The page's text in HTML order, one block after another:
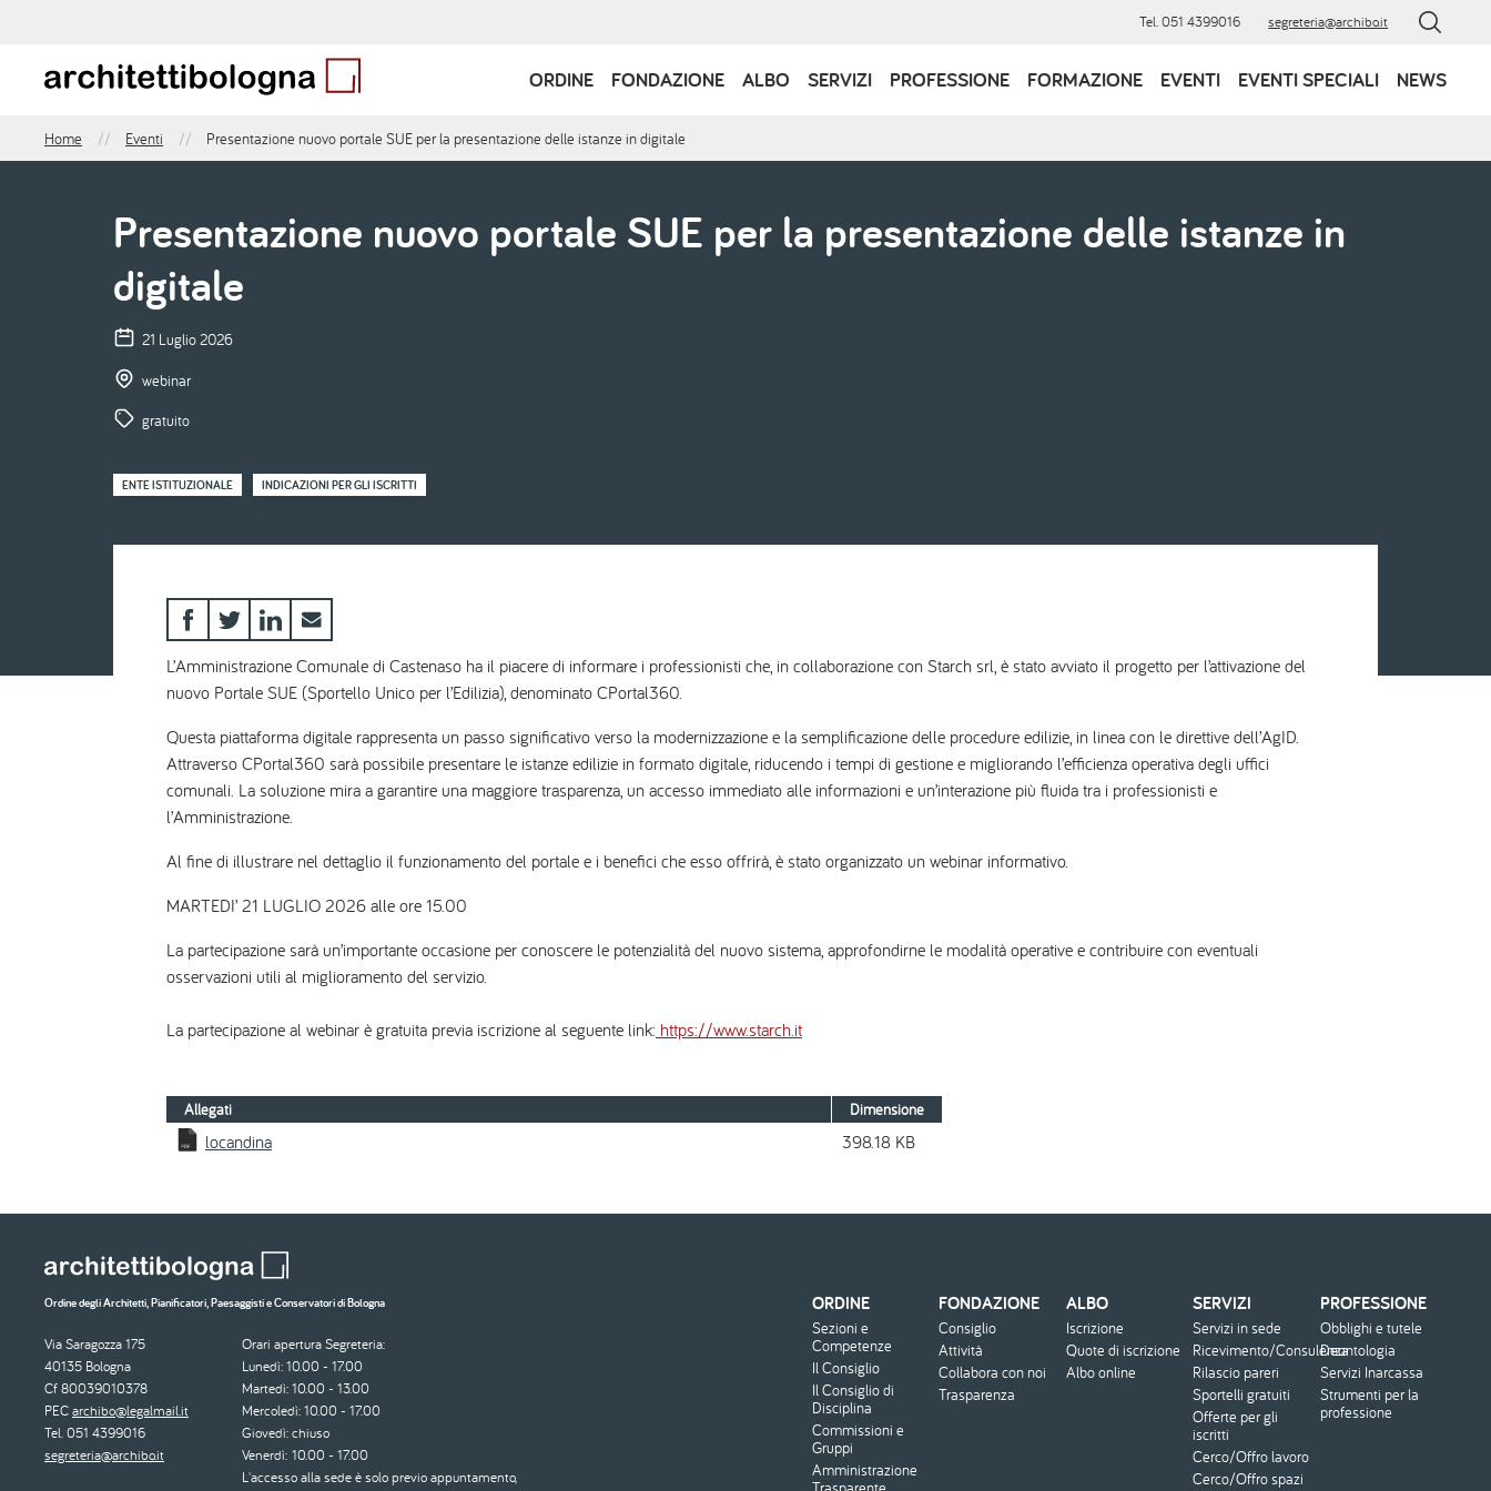
contenuto
principale
Tel. 051 4399016 segreteria@archibo.it
Navigazione
ORDINE FONDAZIONE ALBO SERVIZI PROFESSIONE FORMAZIONE EVENTI EVENTI SPECIALI NEWS
Briciole
Home Eventi Presentazione nuovo portale SUE per la presentazione delle istanze in digitale
Presentazione nuovo portale SUE per la presentazione delle istanze in
digitale
21 Luglio 2026
webinar
gratuito
ENTE ISTITUZIONALE INDICAZIONI PER GLI ISCRITTI
L’Amministrazione Comunale di Castenaso ha il piacere di informare i professionisti che, in collaborazione con Starch srl, è stato avviato il progetto per l’attivazione del
nuovo Portale SUE (Sportello Unico per l’Edilizia), denominato CPortal360.
Questa piattaforma digitale rappresenta un passo significativo verso la modernizzazione e la semplificazione delle procedure edilizie, in linea con le direttive dell’AgID.
Attraverso CPortal360 sarà possibile presentare le istanze edilizie in formato digitale, riducendo i tempi di gestione e migliorando l’efficienza operativa degli uffici
comunali. La soluzione mira a garantire una maggiore trasparenza, un accesso immediato alle informazioni e un’interazione più fluida tra i professionisti e
l’Amministrazione.
Al fine di illustrare nel dettaglio il funzionamento del portale e i benefici che esso offrirà, è stato organizzato un webinar informativo.
MARTEDI’ 21 LUGLIO 2026 alle ore 15.00
La partecipazione sarà un’importante occasione per conoscere le potenzialità del nuovo sistema, approfondirne le modalità operative e contribuire con eventuali
osservazioni utili al miglioramento del servizio.
La partecipazione al webinar è gratuita previa iscrizione al seguente link: https://www.starch.it
Allegati Dimensione
locandina 398.18 KB
Ordine degli Architetti, Pianificatori, Paesaggisti e Conservatori di Bologna
Via Saragozza 175
40135 Bologna
Cf 80039010378
PECarchibo@legalmail.it
Tel. 051 4399016
segreteria@archibo.it
Orari apertura Segreteria:
Lunedì: 10.00 - 17.00
Martedì: 10.00 - 13.00
Mercoledì: 10.00 - 17.00
Giovedì: chiuso
Venerdì: 10.00 - 17.00
L'accesso alla sede è solo previo appuntamento,
Menu
footer
ORDINE
Sezioni e
Competenze
Il Consiglio
Il Consiglio di
Disciplina
Commissioni e
Gruppi
Amministrazione
FONDAZIONE
Consiglio
Attività
Collabora con noi
Trasparenza
ALBO
Iscrizione
Quote di iscrizione
Albo online
SERVIZI
Servizi in sede
Ricevimento/Consulenza
Rilascio pareri
Sportelli gratuiti
Offerte per gli
iscritti
Cerco/Offro lavoro
Cerco/Offro spazi
PROFESSIONE
Obblighi e tutele
Deontologia
Servizi Inarcassa
Strumenti per la
professione